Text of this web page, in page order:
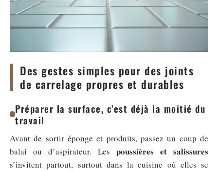
Des gestes simples pour des joints
de carrelage propres et durables
Préparer la surface, c’est déjà la moitié du
travail
Avant de sortir éponge et produits, passez un coup de
balai ou d’aspirateur. Les poussières et salissures
s’invitent partout, surtout dans la cuisine où elles se